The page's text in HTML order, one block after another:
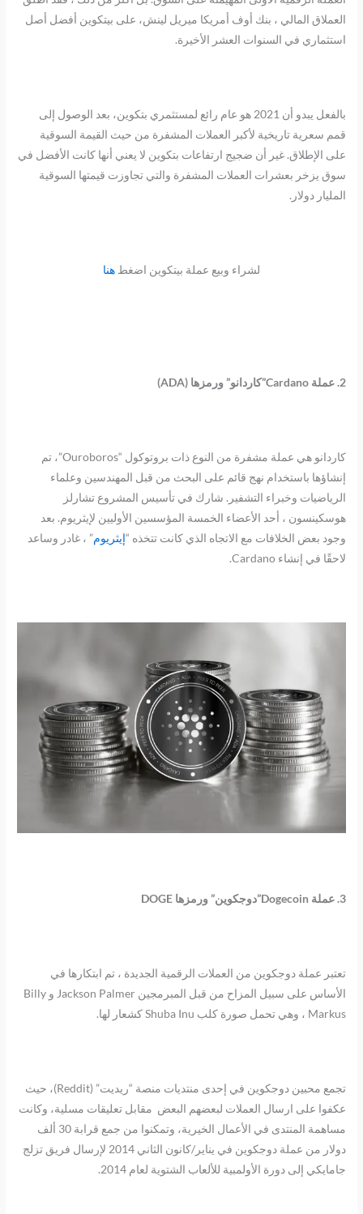
العملاق المالي ، بنك أوف أمريكا ميريل لينش، على بيتكوين أفضل أصل
استثماري في السنوات العشر الأخيرة.
بالفعل يبدو أن 2021 هو عام رائع لمستثمري بتكوين، بعد الوصول إلى
قمم سعرية تاريخية لأكبر العملات المشفرة من حيث القيمة السوقية
على الإطلاق. غير أن ضجيج ارتفاعات بتكوين لا يعني أنها كانت الأفضل في
سوق يزخر بعشرات العملات المشفرة والتي تجاوزت قيمتها السوقية
المليار دولار.
لشراء وبيع عملة بيتكوين اضغط هنا
2. عملة Cardano”كاردانو” ورمزها (ADA)
كاردانو هي عملة مشفرة من النوع ذات بروتوكول “Ouroboros”، تم
إنشاؤها باستخدام نهج قائم على البحث من قبل المهندسين وعلماء
الرياضيات وخبراء التشفير. شارك في تأسيس المشروع تشارلز
هوسكينسون ، أحد الأعضاء الخمسة المؤسسين الأوليين لإيثريوم. بعد
وجود بعض الخلافات مع الاتجاه الذي كانت تتخذه “إيثريوم” ، غادر وساعد
لاحقًا في إنشاء Cardano.
3. عملة Dogecoin”دوجكوين” ورمزها DOGE
تعتبر عملة دوجكوين من العملات الرقمية الجديدة ، تم ابتكارها في
الأساس على سبيل المزاح من قبل المبرمجين Jackson Palmer و Billy
Markus ، وهي تحمل صورة كلب Shuba Inu كشعار لها.
تجمع محبين دوجكوين في إحدى منتديات منصة “ريديت” (Reddit)، حيث
عكفوا على ارسال العملات لبعضهم البعض مقابل تعليقات مسلية، وكانت
مساهمة المنتدى في الأعمال الخيرية، وتمكنوا من جمع قرابة 30 ألف
دولار من عملة دوجكوين في يناير/كانون الثاني 2014 لإرسال فريق تزلج
جامايكي إلى دورة الأولمبية للألعاب الشتوية لعام 2014.